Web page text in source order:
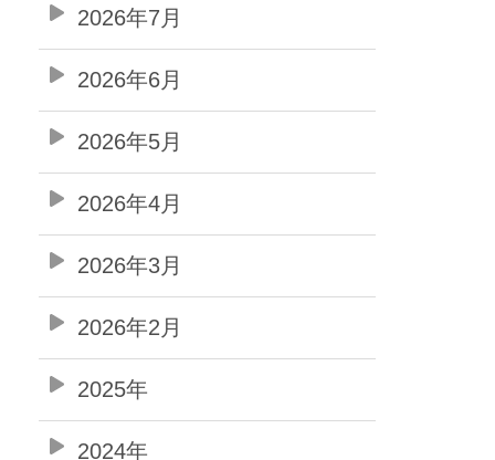
2026年7月
2026年6月
2026年5月
2026年4月
2026年3月
2026年2月
2025年
2024年